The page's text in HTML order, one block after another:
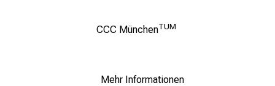
CCC MünchenTUM
Mehr Informationen